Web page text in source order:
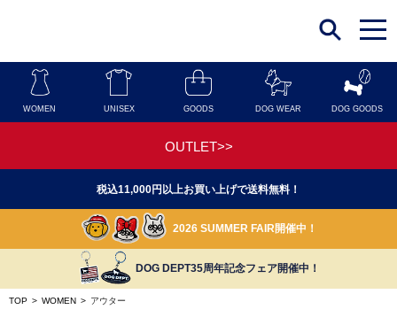
t
o
g
n
a
o
WOMEN UNISEX GOODS DOG WEAR DOG GOODS
OUTLET>>
税込11,000円以上お買い上げで送料無料！
2026 SUMMER FAIR開催中！
DOG DEPT35周年記念フェア開催中！
TOP > WOMEN > アウター